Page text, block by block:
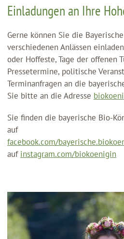
Einladungen an Ihre
Gerne können Sie die
verschiedenen Anlässen
oder Hoffeste, Tage der offenen
Pressetermine, politische
Terminanfragen an die
Sie bitte an die Adresse
Sie finden die bayerische Bio-
auf
facebook.com/
auf instagram.com/biokoenigin